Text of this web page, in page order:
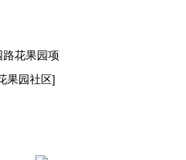
花果园项
果园社区]